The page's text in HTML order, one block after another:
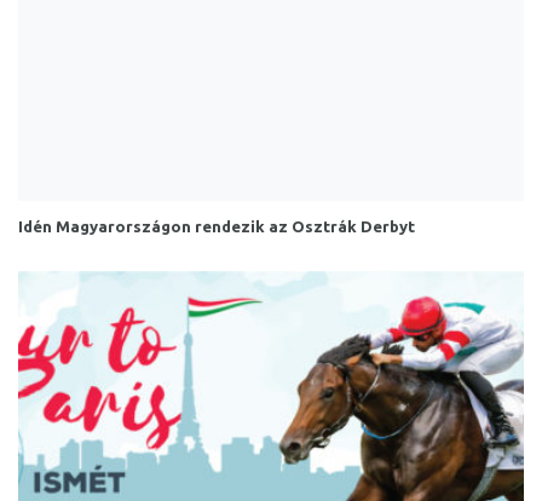
Idén Magyarországon rendezik az Osztrák Derbyt